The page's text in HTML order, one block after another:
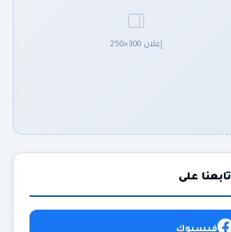
إعلان 300×250
تابعنا على